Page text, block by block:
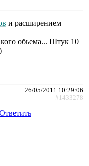
и расширением
обьема... Штук 10
26/05/2011 10:29:06
#1433278